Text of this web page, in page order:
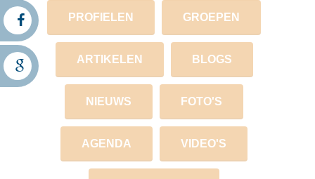
PROFIELEN GROEPEN
ARTIKELEN BLOGS
NIEUWS FOTO'S
AGENDA VIDEO'S